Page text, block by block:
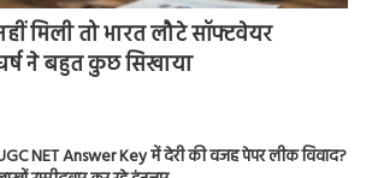
मिली तो भारत लौटे सॉफ्टवेयर
ने बहुत कुछ सिखाया
NET Answer Key में देरी की वजह पेपर लीक विवाद?